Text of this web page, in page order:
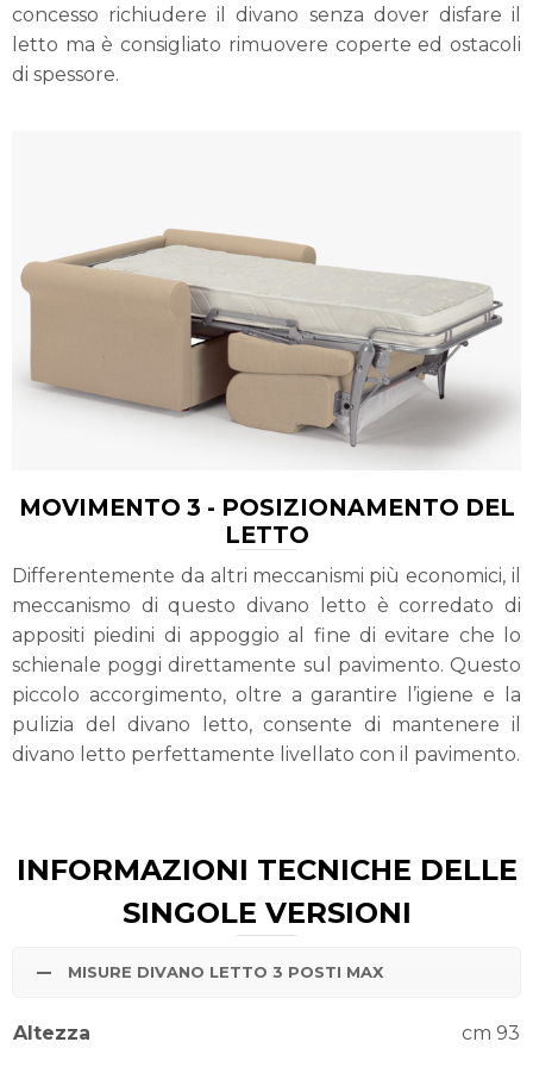
concesso richiudere il divano senza dover disfare il
letto ma è consigliato rimuovere coperte ed ostacoli
di spessore.
MOVIMENTO 3 - POSIZIONAMENTO DEL
LETTO
Differentemente da altri meccanismi più economici, il
meccanismo di questo divano letto è corredato di
appositi piedini di appoggio al fine di evitare che lo
schienale poggi direttamente sul pavimento. Questo
piccolo accorgimento, oltre a garantire l’igiene e la
pulizia del divano letto, consente di mantenere il
divano letto perfettamente livellato con il pavimento.
INFORMAZIONI TECNICHE DELLE
SINGOLE VERSIONI
MISURE DIVANO LETTO 3 POSTI MAX
Altezza cm 93